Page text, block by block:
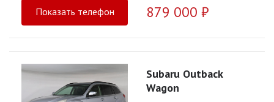
Показать телефон 879 000 ₽
Subaru Outback
Wagon